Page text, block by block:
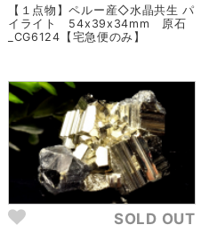
【１点物】ペルー産◇水晶共生 パ
イライト 54x39x34mm 原石
_CG6124【宅急便のみ】
SOLD OUT